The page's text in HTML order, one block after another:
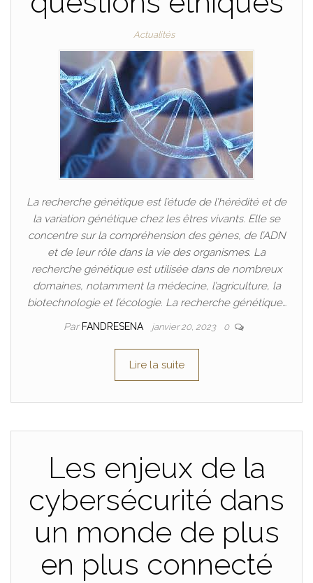
Actualités
La recherche génétique est l’étude de l’hérédité et de
la variation génétique chez les êtres vivants. Elle se
concentre sur la compréhension des gènes, de l’ADN
et de leur rôle dans la vie des organismes. La
recherche génétique est utilisée dans de nombreux
domaines, notamment la médecine, l’agriculture, la
biotechnologie et l’écologie. La recherche génétique…
Par FANDRESENA janvier 20, 2023 0
Lire la suite
Les enjeux de la
cybersécurité dans
un monde de plus
en plus connecté